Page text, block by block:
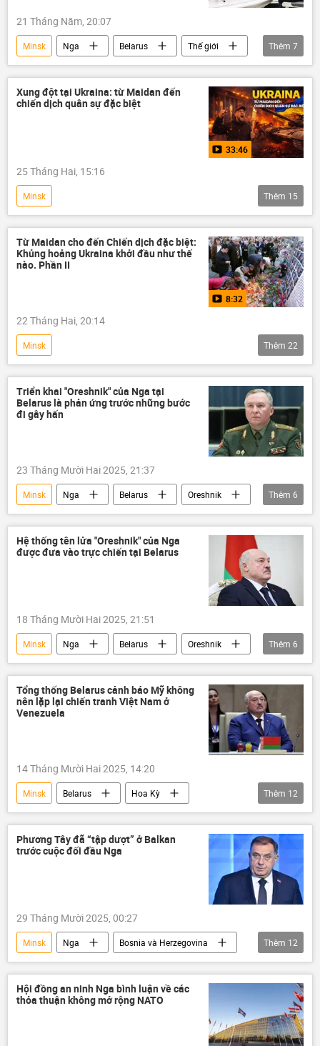
21 Tháng Năm, 20:07
Minsk Nga Belarus
Thế giới
vũ khí hạt nhân
RVSN
Hạm đội Thái Bình Dương
Vladimir Putin
Alexandr Lukashenko
Thêm 7
Xung đột tại Ukraina: từ Maidan đến
chiến dịch quân sự đặc biệt
33:46
25 Tháng Hai, 15:16
Minsk
Nguồn gốc của chiến dịch quân sự đặc biệt: Lịch sử xung đột Ukraina
Maidan
Quân đội Ukraina
Ukraina
Cuộc khủng hoảng ở Ukraina
Sáp nhập DNR, LNR, Zaporozhye và Kherson vào Nga
LNR
Thỏa thuận Minsk
thỏa thuận "Minsk-2"
xung đột quân sự
Video
Thêm 15
Từ Maidan cho đến Chiến dịch đặc biệt:
Khủng hoảng Ukraina khởi đầu như thế
nào. Phần II
8:32
22 Tháng Hai, 20:14
Minsk
Nguồn gốc của chiến dịch quân sự đặc biệt: Lịch sử xung đột Ukraina
Nga
Quân đội Ukraina
Ukraina
Cuộc khủng hoảng ở Ukraina
Sáp nhập DNR, LNR, Zaporozhye và Kherson vào Nga
Lugansk
Donbass
Donetsk
Thỏa thuận Minsk
thỏa thuận "Minsk-2"
Petro Poroshenko
chiến dịch
Maidan
Chính trị
Thế giới
Thêm 22
Triển khai "Oreshnik" của Nga tại
Belarus là phản ứng trước những bước
đi gây hấn
23 Tháng Mười Hai 2025, 21:37
Minsk Nga Belarus
Oreshnik
thông tin
Thế giới
tên lửa
Alexandr Lukashenko
Quân sự
Vladimir Putin
Thêm 6
Hệ thống tên lửa "Oreshnik" của Nga
được đưa vào trực chiến tại Belarus
18 Tháng Mười Hai 2025, 21:51
Minsk Nga Belarus
Oreshnik
Alexandr Lukashenko
thông tin
Thế giới
tên lửa
Vladimir Putin
Quân sự
Thêm 6
Tổng thống Belarus cảnh báo Mỹ không
nên lặp lại chiến tranh Việt Nam ở
Venezuela
14 Tháng Mười Hai 2025, 14:20
Minsk Belarus
Hoa Kỳ
Việt Nam
Venezuela
thông tin
Thế giới
Chính trị
phương Tây
Donald Trump
Nicolas Maduro
Alexandr Lukashenko
Thêm 12
Phương Tây đã “tập dượt” ở Balkan
trước cuộc đối đầu Nga
29 Tháng Mười 2025, 00:27
Minsk Nga
Bosnia và Herzegovina
Milorad Dodik
Serbia
vùng Balkan
Peter Siyarto
thông tin
NATO
Liên Hợp Quốc
Châu Âu
Thêm 12
Hội đồng an ninh Nga bình luận về các
thỏa thuận không mở rộng NATO